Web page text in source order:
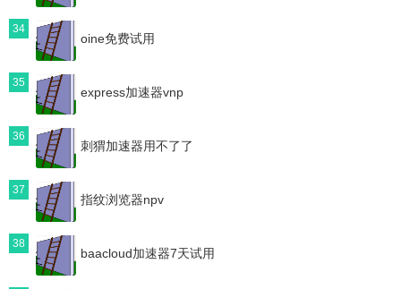
34
oine免费试用
35
express加速器vnp
36
刺猬加速器用不了了
37
指纹浏览器npv
38
baacloud加速器7天试用